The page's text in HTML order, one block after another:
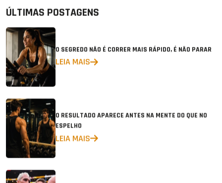
ÚLTIMAS POSTAGENS
O SEGREDO NÃO É CORRER MAIS RÁPIDO, É NÃO PARAR
LEIA MAIS
O RESULTADO APARECE ANTES NA MENTE DO QUE NO
ESPELHO
LEIA MAIS